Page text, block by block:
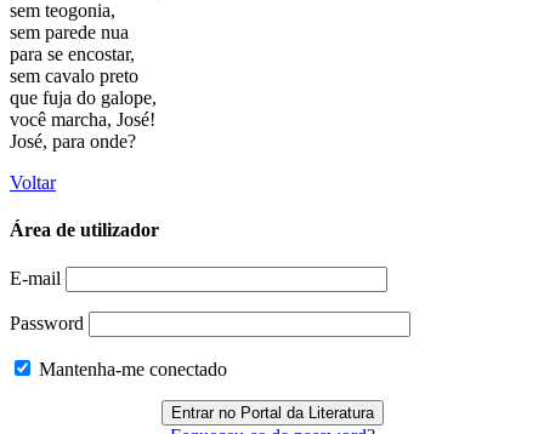
sem teogonia,
sem parede nua
para se encostar,
sem cavalo preto
que fuja do galope,
você marcha, José!
José, para onde?
Voltar
Área de utilizador
E-mail
Password
Mantenha-me conectado